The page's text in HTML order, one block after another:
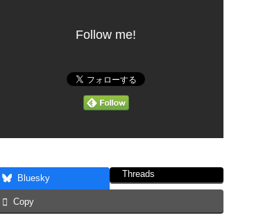
Follow me!
Bluesky Threads
Copy